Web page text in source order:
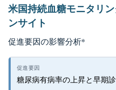
米国持続血糖モニタリ
ンサイト
促進要因の影響分析*
糖尿病有病率の上昇と早期